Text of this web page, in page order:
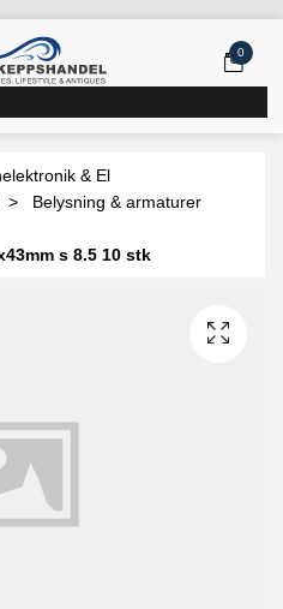
0
& El
Belysning & armaturer
s 8.5 10 stk